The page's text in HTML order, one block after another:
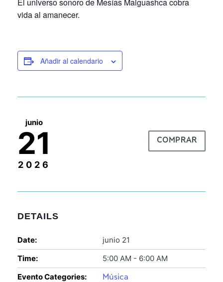
vida al amanecer.
Añadir al calendario
junio
21
2026
COMPRAR
DETAILS
Date:
junio 21
Time:
5:00 AM - 6:00 AM
Evento Categories:
Música